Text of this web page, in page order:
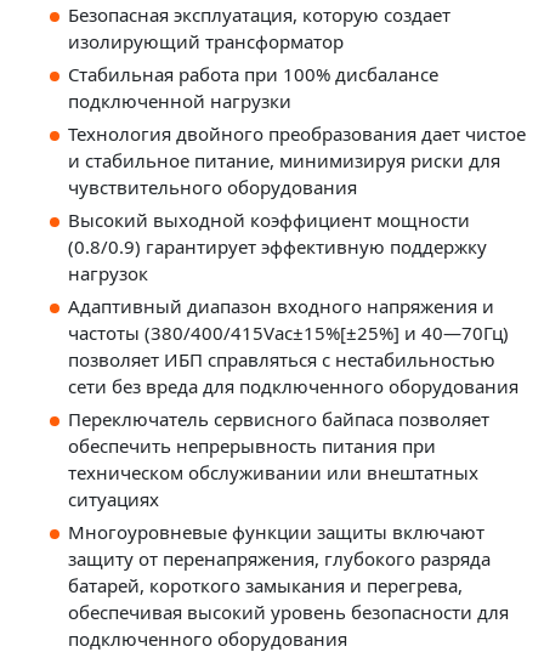
Безопасная эксплуатация, которую создает
изолирующий трансформатор
Стабильная работа при 100% дисбалансе
подключенной нагрузки
Технология двойного преобразования дает чистое
и стабильное питание, минимизируя риски для
чувствительного оборудования
Высокий выходной коэффициент мощности
(0.8/0.9) гарантирует эффективную поддержку
нагрузок
Адаптивный диапазон входного напряжения и
частоты (380/400/415Vac±15%[±25%] и 40—70Гц)
позволяет ИБП справляться с нестабильностью
сети без вреда для подключенного оборудования
Переключатель сервисного байпаса позволяет
обеспечить непрерывность питания при
техническом обслуживании или внештатных
ситуациях
Многоуровневые функции защиты включают
защиту от перенапряжения, глубокого разряда
батарей, короткого замыкания и перегрева,
обеспечивая высокий уровень безопасности для
подключенного оборудования